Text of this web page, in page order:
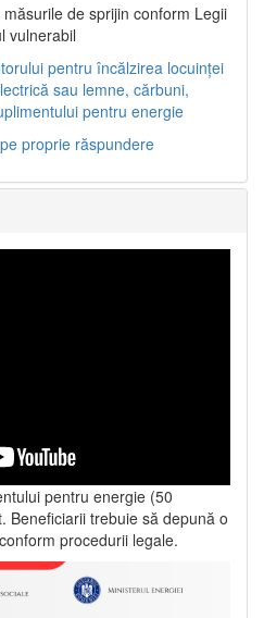
de sprijin conform Legii
vulnerabil
pentru încălzirea locuinței
sau lemne, cărbuni,
pentru energie
proprie răspundere
pentru energie (50
Beneficiarii trebuie să depună o
procedurii legale.